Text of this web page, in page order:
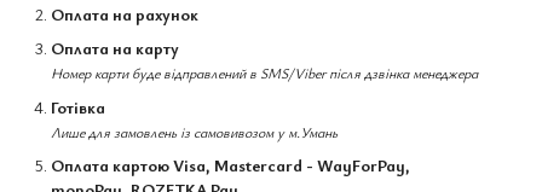
Оплата на рахунок
Оплата на карту
Номер карти буде відправлений в SMS/Viber після дзвінка менеджера
Готівка
Лише для замовлень із самовивозом у м.Умань
Оплата картою Visa, Mastercard - WayForPay,